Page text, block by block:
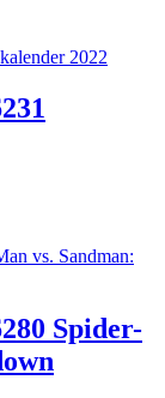
Spider-